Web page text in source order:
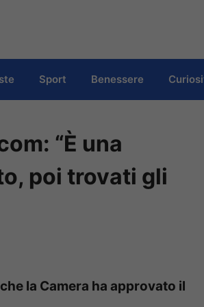
Sport Benessere
“È una
poi trovati gli
la Camera ha approvato il